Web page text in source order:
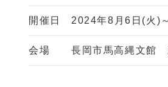
開催日 2024年8月6日(火)
会場 長岡市馬高縄文館